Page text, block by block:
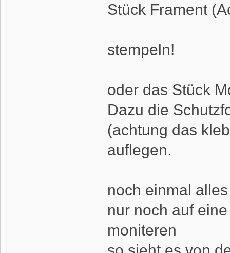
Stück Frament
stempeln!
oder das Stück
Dazu die
(achtung das
auflegen.
noch einmal
nur noch auf
moniteren